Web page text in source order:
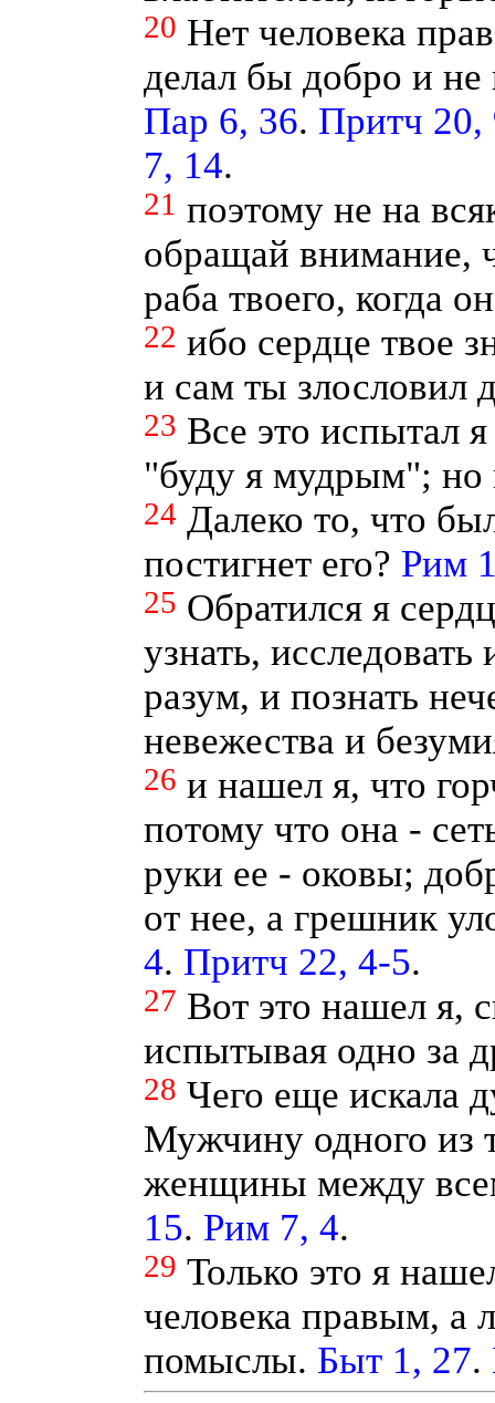
20 Нет человека
делал бы добро и
Пар 6, 36. Притч 20,
7, 14.
21 поэтому не на
обращай внимание,
раба твоего, когда
22 ибо сердце твое
и сам ты злословил
23 Все это испытал
"буду я мудрым"; но
24 Далеко то, что
постигнет его? Рим
25 Обратился я
узнать,
разум, и познать
невежества и
26 и нашел я, что
потому что она -
руки ее - оковы;
от нее, а грешник
4. Притч 22, 4-5.
27 Вот это нашел я,
испытывая одно за
28 Чего еще искала
Мужчину одного из
женщины между
15. Рим 7, 4.
29 Только это я
человека правым, а
помыслы. Быт 1, 27.